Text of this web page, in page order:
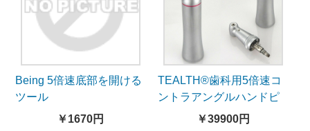
Being 5倍速底部を開ける
ツール
￥1670円
TEALTH®歯科用5倍速コ
ントラアングルハンドピ
ース1020CH-105-内部注
￥39900円